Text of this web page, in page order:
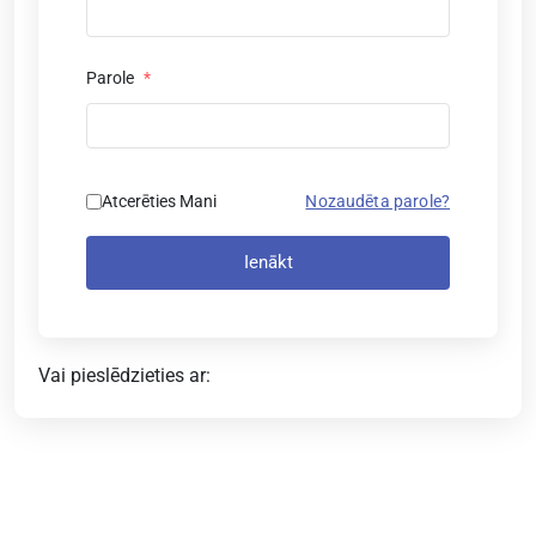
Parole *
Atcerēties Mani Nozaudēta parole?
Ienākt
Vai pieslēdzieties ar: